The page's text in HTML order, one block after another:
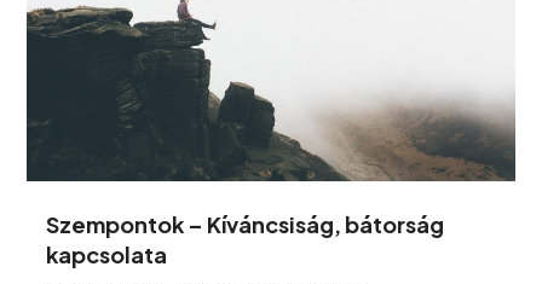
Szempontok – Kíváncsiság, bátorság
kapcsolata